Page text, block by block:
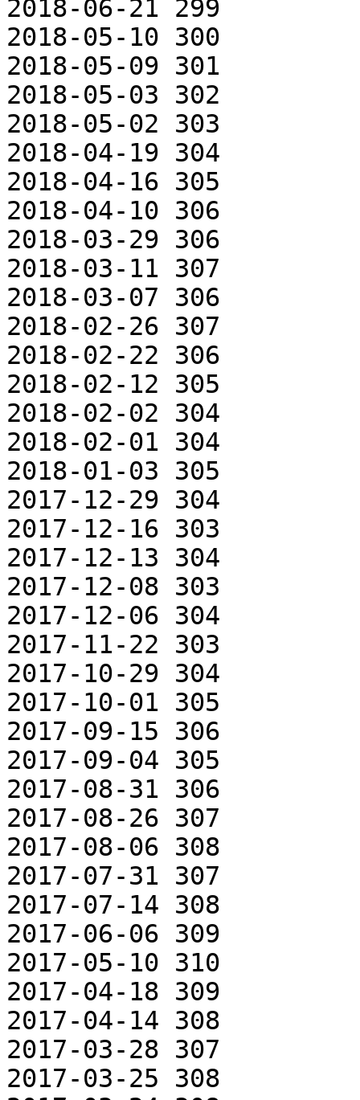
2018-06-21 299
2018-05-10 300
2018-05-09 301
2018-05-03 302
2018-05-02 303
2018-04-19 304
2018-04-16 305
2018-04-10 306
2018-03-29 306
2018-03-11 307
2018-03-07 306
2018-02-26 307
2018-02-22 306
2018-02-12 305
2018-02-02 304
2018-02-01 304
2018-01-03 305
2017-12-29 304
2017-12-16 303
2017-12-13 304
2017-12-08 303
2017-12-06 304
2017-11-22 303
2017-10-29 304
2017-10-01 305
2017-09-15 306
2017-09-04 305
2017-08-31 306
2017-08-26 307
2017-08-06 308
2017-07-31 307
2017-07-14 308
2017-06-06 309
2017-05-10 310
2017-04-18 309
2017-04-14 308
2017-03-28 307
2017-03-25 308